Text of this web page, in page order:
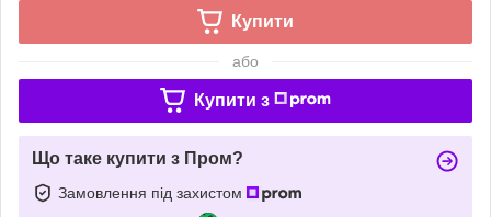
Купити
або
Купити з
Що таке купити з Пром?
Замовлення під захистом